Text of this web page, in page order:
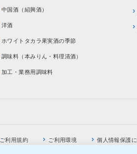
中国酒（紹興酒）
洋酒
ホワイトタカラ果実酒の季節
調味料（本みりん・料理清酒）
加工・業務用調味料
ご利用規約 ご利用環境 個人情報保護